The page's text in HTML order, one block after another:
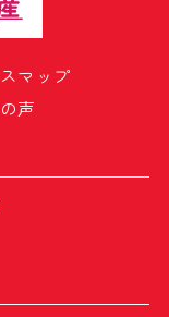
マップ
声